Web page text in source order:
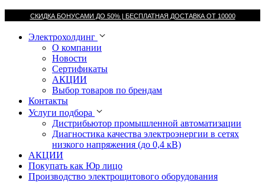
СКИДКА БОНУСАМИ ДО 50% | БЕСПЛАТНАЯ ДОСТАВКА ОТ 10000
Электрохолдинг
О компании
Новости
Сертификаты
АКЦИИ
Выбор товаров по брендам
Контакты
Услуги подбора
Дистрибьютор промышленной автоматизации
Диагностика качества электроэнергии в сетях
низкого напряжения (до 0,4 кВ)
АКЦИИ
Покупать как Юр лицо
Производство электрощитового оборудования